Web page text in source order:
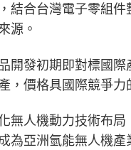
結合台灣電子零組
源。
開發初期即對標國
，價格具國際競爭力
無人機動力技術布
為亞洲氫能無人機產